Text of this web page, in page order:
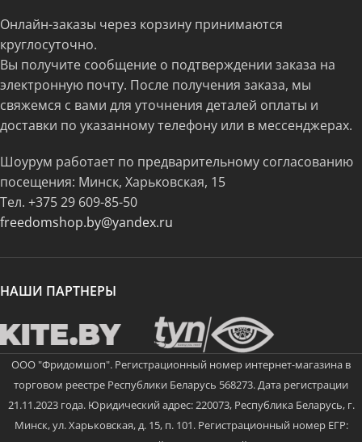
Онлайн-заказы через корзину принимаются
круглосуточно.
Вы получите сообщение о подтверждении заказа на
электронную почту. После получения заказа, мы
свяжемся с вами для уточнения деталей оплаты и
доставки по указанному телефону или в мессенджерах.
Шоурум работает по предварительному согласованию
посещения: Минск, Харьковская, 15
Тел. +375 29 609-85-50
freedomshop.by@yandex.ru
НАШИ ПАРТНЕРЫ
ООО "Фридомшоп". Регистрационный номер интернет-магазина в
торговом реестре Республики Беларусь 568273. Дата регистрации
21.11.2023 года. Юридический адрес: 220073, Республика Беларусь, г.
Минск, ул. Харьковская, д. 15, п. 101. Регистрационный номер ЕГР: